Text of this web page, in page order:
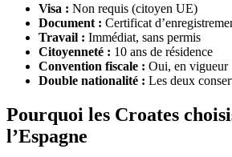
Visa : Non requis (citoyen UE)
Document : Certificat
Travail : Immédiat, sans permis
Citoyenneté : 10 ans de résidence
Convention fiscale : Oui, en vigueur
Double nationalité : Les deux
Pourquoi les Croates
l’Espagne